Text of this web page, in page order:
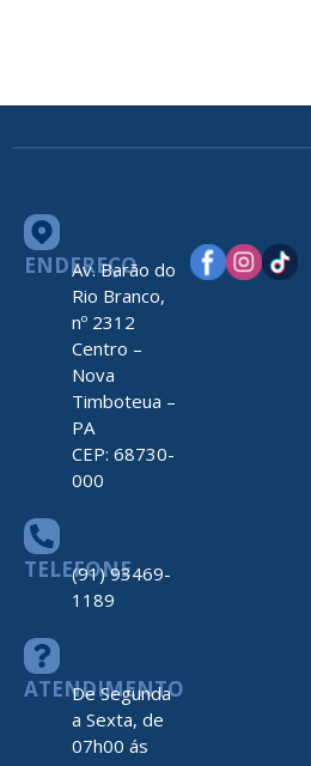
ENDEREÇO
Av. Barão do
Rio Branco,
nº 2312
Centro –
Nova
Timboteua –
PA
CEP: 68730-
000
TELEFONE
(91) 93469-
1189
ATENDIMENTO
De Segunda
a Sexta, de
07h00 ás